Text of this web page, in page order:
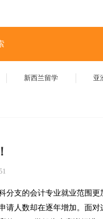
新西兰留学 亚
分支的会计专业就业范围更
请人数却在逐年增加。面对